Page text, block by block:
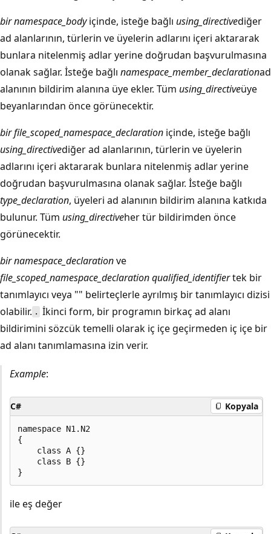
bir namespace_bodyiçinde, isteğe bağlı using_directivediğer
ad alanlarının, türlerin ve üyelerin adlarını içeri aktararak
bunlara nitelenmiş adlar yerine doğrudan başvurulmasına
olanak sağlar. İsteğe bağlı namespace_member_declarationad
alanının bildirim alanına üye ekler. Tüm using_directiveüye
beyanlarından önce görünecektir.
bir file_scoped_namespace_declaration içinde, isteğe bağlı
using_directivediğer ad alanlarının, türlerin ve üyelerin
adlarını içeri aktararak bunlara nitelenmiş adlar yerine
doğrudan başvurulmasına olanak sağlar. İsteğe bağlı
type_declaration, üyeleri ad alanının bildirim alanına katkıda
bulunur. Tüm using_directiveher tür bildirimden önce
görünecektir.
bir namespace_declarationve
file_scoped_namespace_declaration qualified_identifiertek bir
tanımlayıcı veya "" belirteçlerle ayrılmış bir tanımlayıcı dizisi
olabilir. . İkinci form, bir programın birkaç ad alanı
bildirimini sözcük temelli olarak iç içe geçirmeden iç içe bir
ad alanı tanımlamasına izin verir.
Example:
C# Kopyala
namespace N1.N2
{
    class A {}
    class B {}
ile eş değer